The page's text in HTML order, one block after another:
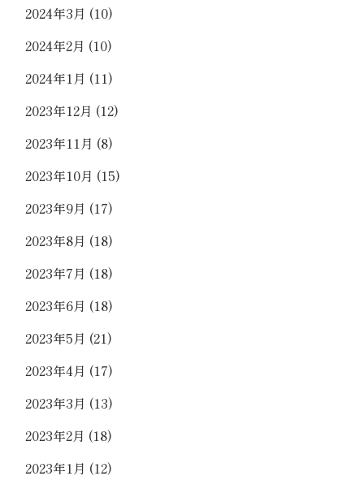
2024年3月 (10)
2024年2月 (10)
2024年1月 (11)
2023年12月 (12)
2023年11月 (8)
2023年10月 (15)
2023年9月 (17)
2023年8月 (18)
2023年7月 (18)
2023年6月 (18)
2023年5月 (21)
2023年4月 (17)
2023年3月 (13)
2023年2月 (18)
2023年1月 (12)